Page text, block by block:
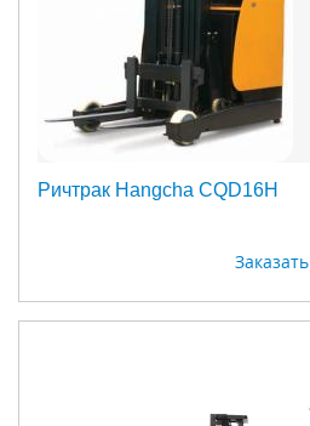
Ричтрак Hangcha CQD16H
Заказать